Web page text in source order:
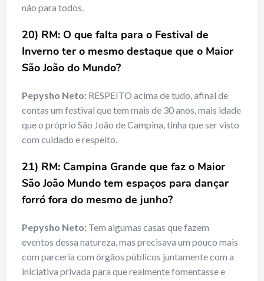
não para todos.
20) RM: O que falta para o Festival de
Inverno ter o mesmo destaque que o Maior
São João do Mundo?
Pepysho Neto: RESPEITO acima de tudo, afinal de
contas um festival que tem mais de 30 anos, mais idade
que o próprio São João de Campina, tinha que ser visto
com cuidado e respeito.
21) RM: Campina Grande que faz o Maior
São João Mundo tem espaços para dançar
forró fora do mesmo de junho?
Pepysho Neto: Tem algumas casas que fazem
eventos dessa natureza, mas precisava um pouco mais
com parceria com órgãos públicos juntamente com a
iniciativa privada para que realmente fomentasse e